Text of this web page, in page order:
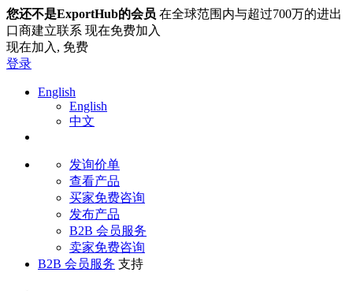
您还不是ExportHub的会员 在全球范围内与超过700万的进出
口商建立联系 现在免费加入
现在加入, 免费
登录
English
English
中文
发询价单
查看产品
买家免费咨询
发布产品
B2B 会员服务
卖家免费咨询
B2B 会员服务 支持